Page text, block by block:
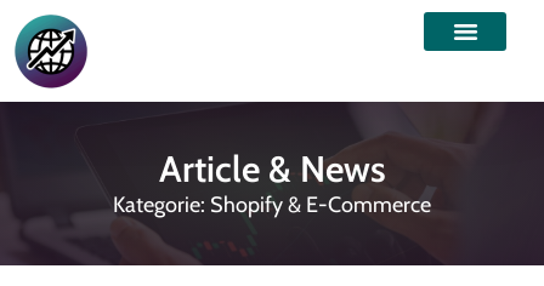
Article & News
Kategorie: Shopify & E-Commerce